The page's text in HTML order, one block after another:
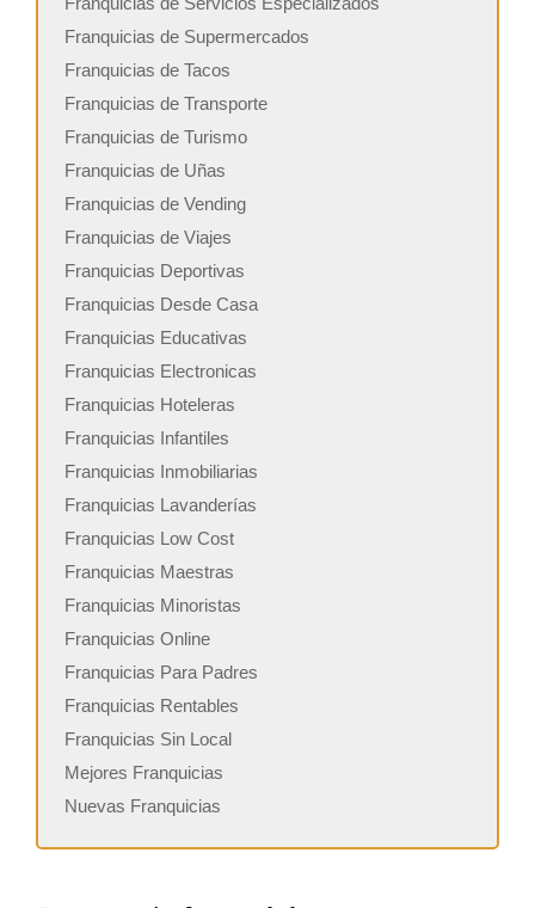
Franquicias de Supermercados
Franquicias de Tacos
Franquicias de Transporte
Franquicias de Turismo
Franquicias de Uñas
Franquicias de Vending
Franquicias de Viajes
Franquicias Deportivas
Franquicias Desde Casa
Franquicias Educativas
Franquicias Electronicas
Franquicias Hoteleras
Franquicias Infantiles
Franquicias Inmobiliarias
Franquicias Lavanderías
Franquicias Low Cost
Franquicias Maestras
Franquicias Minoristas
Franquicias Online
Franquicias Para Padres
Franquicias Rentables
Franquicias Sin Local
Mejores Franquicias
Nuevas Franquicias